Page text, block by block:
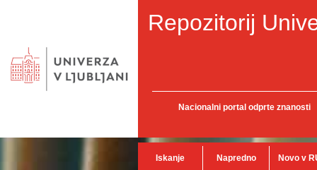
Repozitorij
Nacionalni portal odprte znanosti
Iskanje Napredno Novo v